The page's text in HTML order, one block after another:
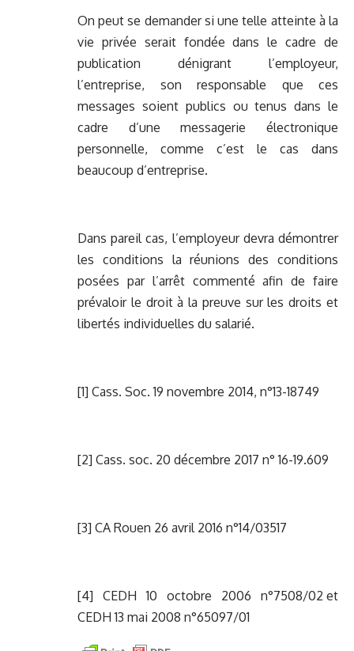
On peut se demander si une telle atteinte à la
vie privée serait fondée dans le cadre de
publication dénigrant l’employeur,
l’entreprise, son responsable que ces
messages soient publics ou tenus dans le
cadre d’une messagerie électronique
personnelle, comme c’est le cas dans
beaucoup d’entreprise.
Dans pareil cas, l’employeur devra démontrer
les conditions la réunions des conditions
posées par l’arrêt commenté afin de faire
prévaloir le droit à la preuve sur les droits et
libertés individuelles du salarié.
[1] Cass. Soc. 19 novembre 2014, n°13-18749
[2] Cass. soc. 20 décembre 2017 n° 16-19.609
[3] CA Rouen 26 avril 2016 n°14/03517
[4] CEDH 10 octobre 2006 n°7508/02 et
CEDH 13 mai 2008 n°65097/01